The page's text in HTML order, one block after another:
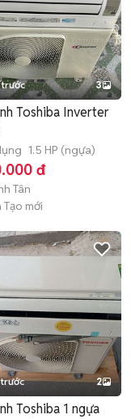
3
Toshiba Inverter
1.5 HP (ngựa)
đ
Tân
Tạo mới
2
Toshiba 1 ngựa